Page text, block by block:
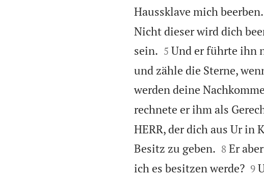
Haussklave mich beerben.
Nicht dieser wird dich
sein.
5 Und er führte ihn
und zähle die Sterne,
werden deine
rechnete er ihm als
HERR, der dich aus Ur in
Besitz zu geben.
8 Er
ich es besitzen werde?
9